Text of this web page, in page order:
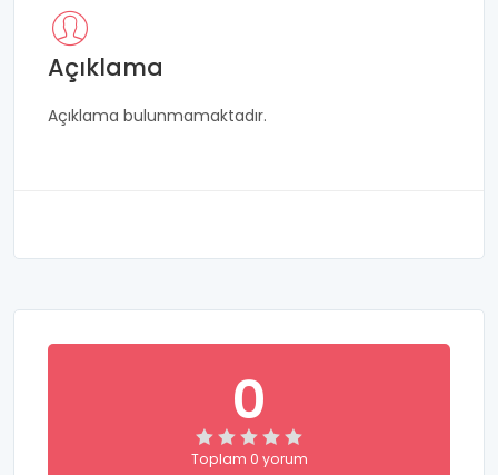
Açıklama
Açıklama bulunmamaktadır.
0
Toplam 0 yorum